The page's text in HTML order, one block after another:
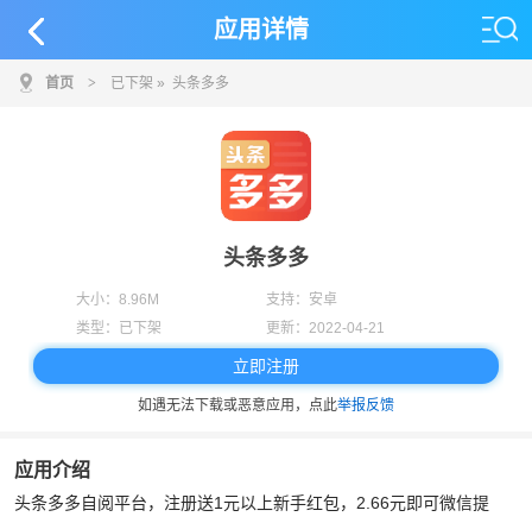
应用详情
首页 > 已下架 » 头条多多
头条多多
大小： 8.96M 支持： 安卓
类型：
已下架 更新： 2022-04-21
立即注册
如遇无法下载或恶意应用，点此举报反馈
应用介绍
头条多多自阅平台，注册送1元以上新手红包，2.66元即可微信提